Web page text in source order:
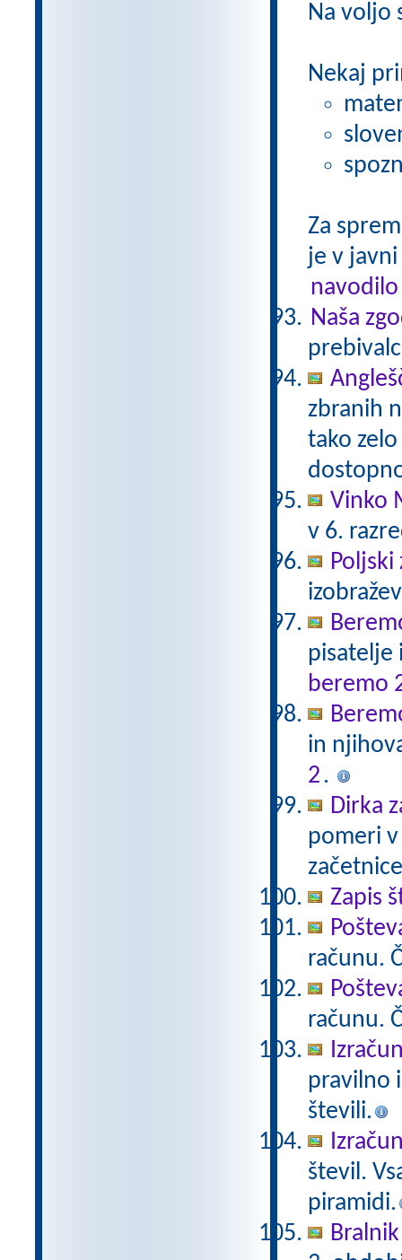
Na voljo
Nekaj
Za
je v
navodilo
Naša
zbranih
tako
Vinko
v 6.
Poljski
pisatelje
beremo
in
2.
Dirka
pomeri
Zapis
računu.
računu.
pravilno
števili.
števil.
piramidi.